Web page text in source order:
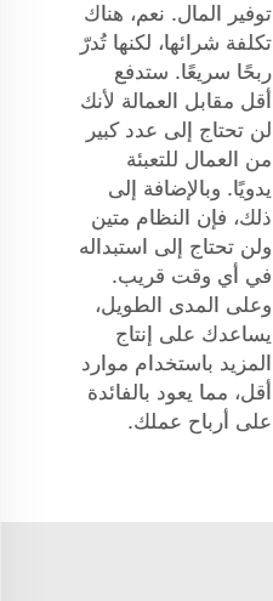
توفير المال. نعم، هناك
تكلفة شرائها، لكنها تُدرّ
ربحًا سريعًا. ستدفع
أقل مقابل العمالة لأنك
لن تحتاج إلى عدد كبير
من العمال للتعبئة
يدويًا. وبالإضافة إلى
ذلك، فإن النظام متين
ولن تحتاج إلى استبداله
في أي وقت قريب.
وعلى المدى الطويل،
يساعدك على إنتاج
المزيد باستخدام موارد
أقل، مما يعود بالفائدة
على أرباح عملك.